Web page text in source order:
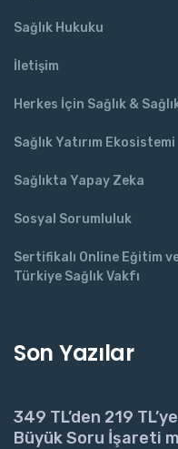
Sağlık Hukuku
İletişim
Herkes İçin Sağlık &
Sağlık Yatırım Ekosistemi
Sağlıkta Yapay Zeka
Sosyal Sorumluluk
Sertifikalı Online Eğitim
Türkiye Sağlık Vakfı
Son Yazılar
349 TL’den 219
Büyük Soru İşareti